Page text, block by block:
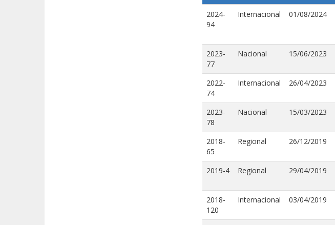
2024-
94
Internacional 01/08/2024
2023-
77
Nacional 15/06/2023
2022-
74
Internacional 26/04/2023
2023-
78
Nacional 15/03/2023
2018-
65
Regional 26/12/2019
2019-4 Regional 29/04/2019
2018-
120
Internacional 03/04/2019